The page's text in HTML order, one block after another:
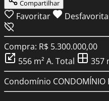
Compartilhar
Favoritar
Compra: R$ 5.300.000,00
556 m² A. Total 357
Condomínio CONDOMÍNIO